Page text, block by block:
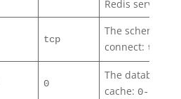
Redis server
tcp
The scheme
connect: tcp
0
The database
cache: 0-15